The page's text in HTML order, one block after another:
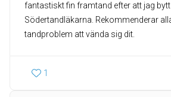
fantastiskt fin framtand efter att jag bytt
Södertandläkarna. Rekommenderar
tandproblem att vända sig dit.
1